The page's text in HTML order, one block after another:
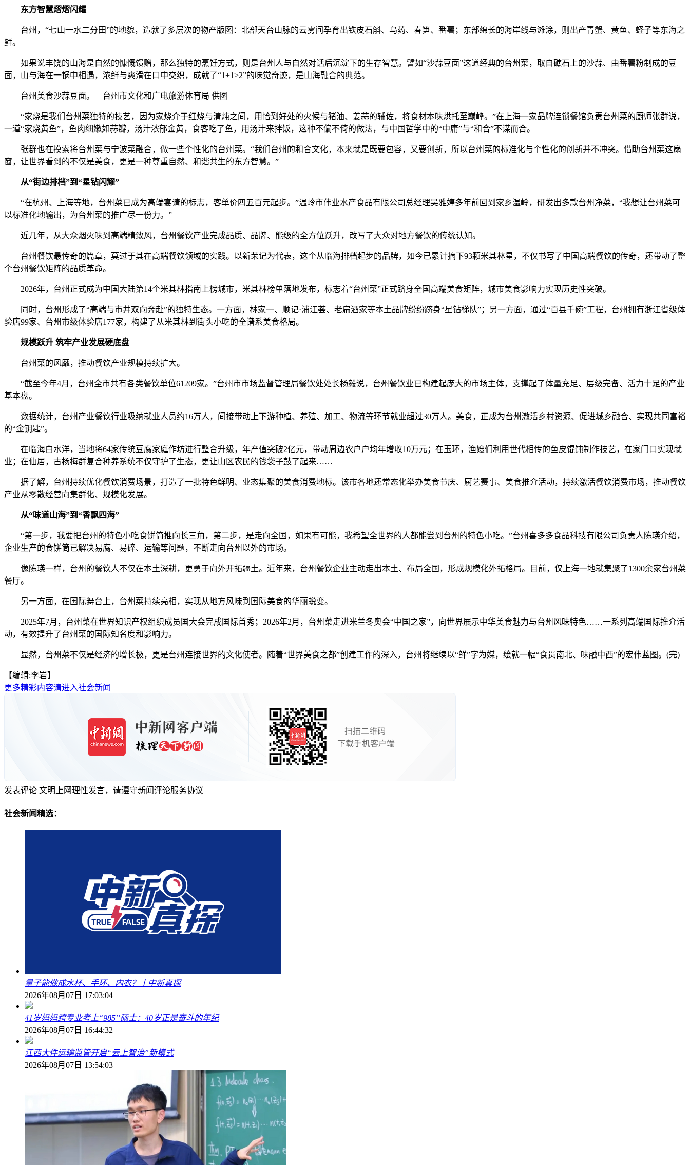
东方智慧熠熠闪耀
台州，“七山一水二分田”的地貌，造就了多层次的物产版图：北部天台山脉的云雾间孕育出铁皮石斛、乌药、春笋、番薯；东部绵长的海岸线与滩涂，则出产青蟹、黄鱼、蛏子等东海之
鲜。
如果说丰饶的山海是自然的慷慨馈赠，那么独特的烹饪方式，则是台州人与自然对话后沉淀下的生存智慧。譬如“沙蒜豆面”这道经典的台州菜，取自礁石上的沙蒜、由番薯粉制成的豆
面，山与海在一锅中相遇，浓鲜与爽滑在口中交织，成就了“1+1>2”的味觉奇迹，是山海融合的典范。
台州美食沙蒜豆面。 台州市文化和广电旅游体育局 供图
“家烧是我们台州菜独特的技艺，因为家烧介于红烧与清炖之间，用恰到好处的火候与猪油、姜蒜的辅佐，将食材本味烘托至巅峰。”在上海一家品牌连锁餐馆负责台州菜的厨师张群说，
一道“家烧黄鱼”，鱼肉细嫩如蒜瓣，汤汁浓郁金黄，食客吃了鱼，用汤汁来拌饭，这种不偏不倚的做法，与中国哲学中的“中庸”与“和合”不谋而合。
张群也在摸索将台州菜与宁波菜融合，做一些个性化的台州菜。“我们台州的和合文化，本来就是既要包容，又要创新，所以台州菜的标准化与个性化的创新并不冲突。借助台州菜这扇
窗，让世界看到的不仅是美食，更是一种尊重自然、和谐共生的东方智慧。”
从“街边排档”到“星钻闪耀”
“在杭州、上海等地，台州菜已成为高端宴请的标志，客单价四五百元起步。”温岭市伟业水产食品有限公司总经理吴雅婷多年前回到家乡温岭，研发出多款台州净菜，“我想让台州菜可
以标准化地输出，为台州菜的推广尽一份力。”
近几年，从大众烟火味到高端精致风，台州餐饮产业完成品质、品牌、能级的全方位跃升，改写了大众对地方餐饮的传统认知。
台州餐饮最传奇的篇章，莫过于其在高端餐饮领域的实践。以新荣记为代表，这个从临海排档起步的品牌，如今已累计摘下93颗米其林星，不仅书写了中国高端餐饮的传奇，还带动了整
个台州餐饮矩阵的品质革命。
2026年，台州正式成为中国大陆第14个米其林指南上榜城市，米其林榜单落地发布，标志着“台州菜”正式跻身全国高端美食矩阵，城市美食影响力实现历史性突破。
同时，台州形成了“高端与市井双向奔赴”的独特生态。一方面，林家一、顺记·浦江荟、老扁酒家等本土品牌纷纷跻身“星钻梯队”；另一方面，通过“百县千碗”工程，台州拥有浙江省级体
验店99家、台州市级体验店177家，构建了从米其林到街头小吃的全谱系美食格局。
规模跃升 筑牢产业发展硬底盘
台州菜的风靡，推动餐饮产业规模持续扩大。
“截至今年4月，台州全市共有各类餐饮单位61209家。”台州市市场监督管理局餐饮处处长杨毅说，台州餐饮业已构建起庞大的市场主体，支撑起了体量充足、层级完备、活力十足的产业
基本盘。
数据统计，台州产业餐饮行业吸纳就业人员约16万人，间接带动上下游种植、养殖、加工、物流等环节就业超过30万人。美食，正成为台州激活乡村资源、促进城乡融合、实现共同富裕
的“金钥匙”。
在临海白水洋，当地将64家传统豆腐家庭作坊进行整合升级，年产值突破2亿元，带动周边农户户均年增收10万元；在玉环，渔嫂们利用世代相传的鱼皮馄饨制作技艺，在家门口实现就
业；在仙居，古杨梅群复合种养系统不仅守护了生态，更让山区农民的钱袋子鼓了起来……
据了解，台州持续优化餐饮消费场景，打造了一批特色鲜明、业态集聚的美食消费地标。该市各地还常态化举办美食节庆、厨艺赛事、美食推介活动，持续激活餐饮消费市场，推动餐饮
产业从零散经营向集群化、规模化发展。
从“味道山海”到“香飘四海”
“第一步，我要把台州的特色小吃食饼筒推向长三角，第二步，是走向全国，如果有可能，我希望全世界的人都能尝到台州的特色小吃。”台州喜多多食品科技有限公司负责人陈瑛介绍，
企业生产的食饼筒已解决易腐、易碎、运输等问题，不断走向台州以外的市场。
像陈瑛一样，台州的餐饮人不仅在本土深耕，更勇于向外开拓疆土。近年来，台州餐饮企业主动走出本土、布局全国，形成规模化外拓格局。目前，仅上海一地就集聚了1300余家台州菜
餐厅。
另一方面，在国际舞台上，台州菜持续亮相，实现从地方风味到国际美食的华丽蜕变。
2025年7月，台州菜在世界知识产权组织成员国大会完成国际首秀；2026年2月，台州菜走进米兰冬奥会“中国之家”，向世界展示中华美食魅力与台州风味特色……一系列高端国际推介活
动，有效提升了台州菜的国际知名度和影响力。
显然，台州菜不仅是经济的增长极，更是台州连接世界的文化使者。随着“世界美食之都”创建工作的深入，台州将继续以“鲜”字为媒，绘就一幅“食贯南北、味融中西”的宏伟蓝图。(完)
【编辑:李岩】
更多精彩内容请进入社会新闻
发表评论 文明上网理性发言，请遵守新闻评论服务协议
社会新闻精选：
量子能做成水杯、手环、内衣？丨中新真探
2026年08月07日 17:03:04
41岁妈妈跨专业考上“985”硕士：40岁正是奋斗的年纪
2026年08月07日 16:44:32
江西大件运输监管开启“云上智治”新模式
2026年08月07日 13:54:03